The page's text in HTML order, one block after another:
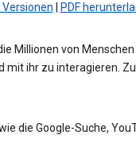
PDF
Millionen von
mit ihr zu interagieren.
die Google-Suche,